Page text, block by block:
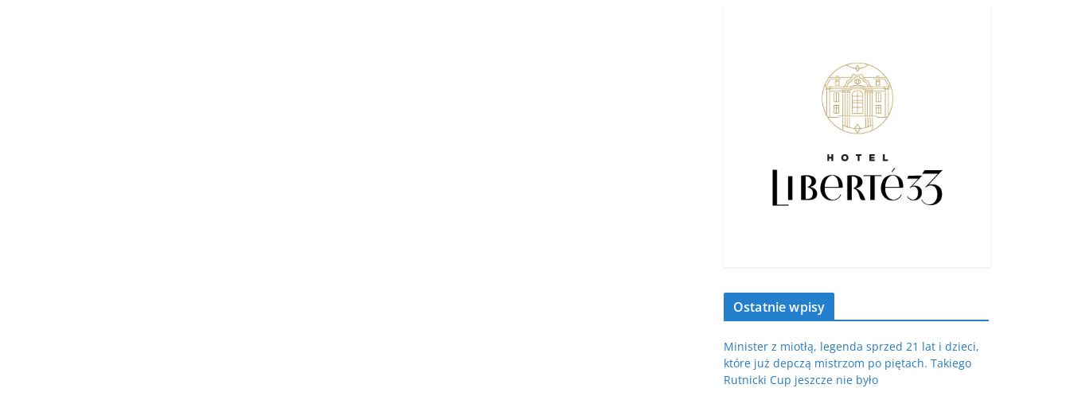
Ostatnie wpisy
Minister z miotłą, legenda sprzed 21 lat i dzieci,
które już depczą mistrzom po piętach. Takiego
Rutnicki Cup jeszcze nie było